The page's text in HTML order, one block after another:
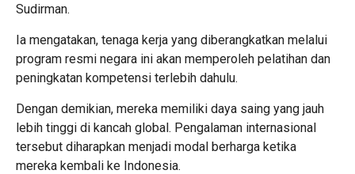
Sudirman.
Ia mengatakan, tenaga kerja yang diberangkatkan melalui
program resmi negara ini akan memperoleh pelatihan dan
peningkatan kompetensi terlebih dahulu.
Dengan demikian, mereka memiliki daya saing yang jauh
lebih tinggi di kancah global. Pengalaman internasional
tersebut diharapkan menjadi modal berharga ketika
mereka kembali ke Indonesia.